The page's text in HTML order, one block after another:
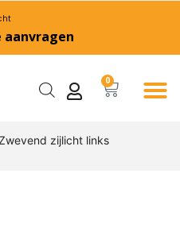
0
zijlicht links